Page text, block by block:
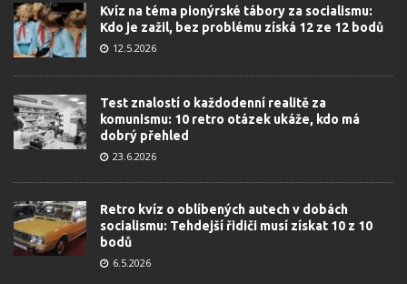
Kvíz na téma pionýrské tábory za socialismu:
Kdo je zažil, bez problému získá 12 ze 12 bodů
12.5.2026
Test znalostí o každodenní realitě za
komunismu: 10 retro otázek ukáže, kdo má
dobrý přehled
23.6.2026
Retro kvíz o oblíbených autech v dobách
socialismu: Tehdejší řidiči musí získat 10 z 10
bodů
6.5.2026